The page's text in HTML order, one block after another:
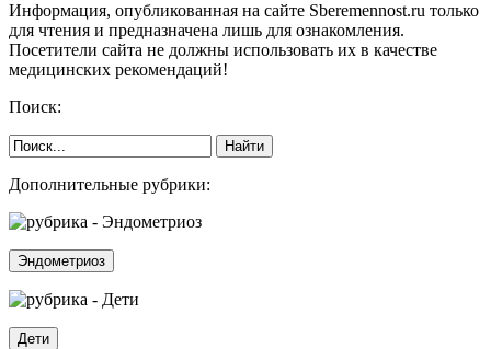
Информация, опубликованная на сайте Sberemennost.ru только
для чтения и предназначена лишь для ознакомления.
Посетители сайта не должны использовать их в качестве
медицинских рекомендаций!
Поиск:
Дополнительные рубрики:
Эндометриоз
Дети